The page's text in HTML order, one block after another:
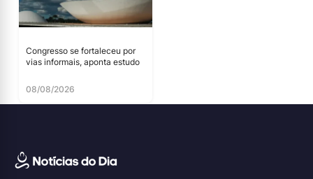
Congresso se fortaleceu por
vias informais, aponta estudo
08/08/2026